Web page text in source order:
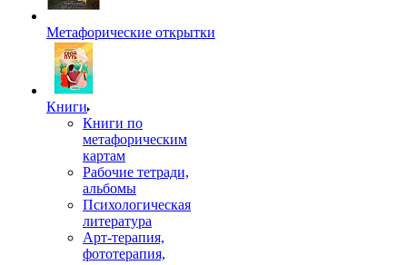
Метафорические открытки
Книги
Книги по
метафорическим
картам
Рабочие тетради,
альбомы
Психологическая
литература
Арт-терапия,
фототерапия,